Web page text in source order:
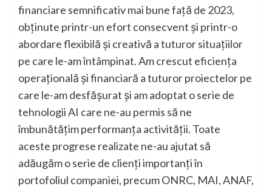
financiare semnificativ mai bune față de 2023,
obținute printr-un efort consecvent și printr-o
abordare flexibilă și creativă a tuturor situațiilor
pe care le-am întâmpinat. Am crescut eficiența
operațională și financiară a tuturor proiectelor pe
care le-am desfășurat și am adoptat o serie de
tehnologii AI care ne-au permis să ne
îmbunătățim performanța activității. Toate
aceste progrese realizate ne-au ajutat să
adăugăm o serie de clienți importanți în
portofoliul companiei, precum ONRC, MAI, ANAF,